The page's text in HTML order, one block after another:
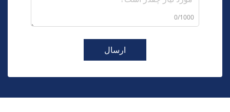
0/1000
ارسال